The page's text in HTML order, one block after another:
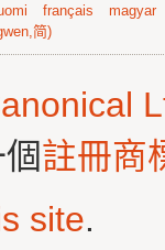
français
magyar
简)
註冊商
site.